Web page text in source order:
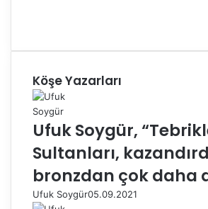
Köşe Yazarları
Ufuk Soygür,
Sultanları,
bronzdan çok daha
Ufuk Soygür05.09.2021